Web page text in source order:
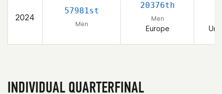
2024
57981st
Men
20376th
Men
Europe
INDIVIDUAL QUARTERFINAL